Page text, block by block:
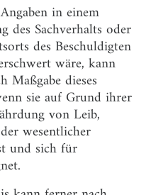
Daten
des Zeugenschutzes
in einem
des Sachverhalts oder
des Beschuldigten
wäre, kann
Maßgabe dieses
sie auf Grund ihrer
von Leib,
wesentlicher
und sich für